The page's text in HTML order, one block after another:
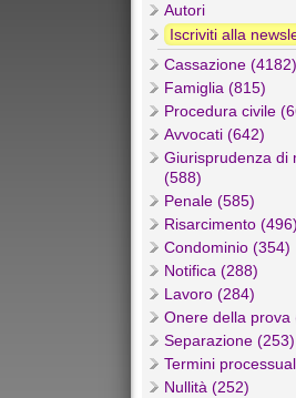
Autori
Iscriviti alla
Cassazione (4182)
Famiglia (815)
Procedura civile
Avvocati (642)
Giurisprudenza di
(588)
Penale (585)
Risarcimento (496)
Condominio (354)
Notifica (288)
Lavoro (284)
Onere della prova
Separazione (253)
Termini
Nullità (252)